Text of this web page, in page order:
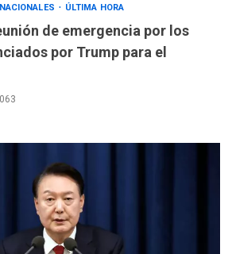
ÚLTIMA HORA
de emergencia por los
por Trump para el